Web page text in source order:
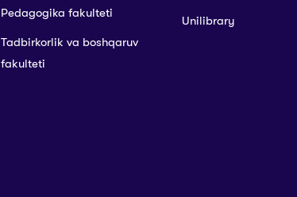
Pedagogika fakulteti
Tadbirkorlik va boshqaruv
fakulteti
Unilibrary